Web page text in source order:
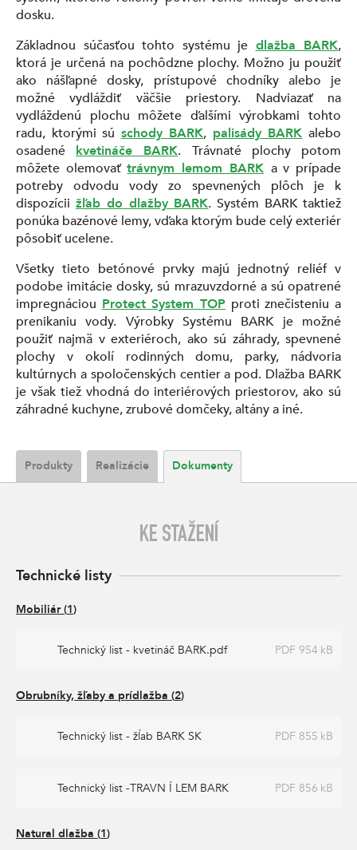
dosku.
Základnou súčasťou tohto systému je dlažba BARK,
ktorá je určená na pochôdzne plochy. Možno ju použiť
ako nášľapné dosky, prístupové chodníky alebo je
možné vydláždiť väčšie priestory. Nadviazať na
vydláždenú plochu môžete ďalšími výrobkami tohto
radu, ktorými sú schody BARK, palisády BARK alebo
osadené kvetináče BARK. Trávnaté plochy potom
môžete olemovaťtrávnym lemom BARK a v prípade
potreby odvodu vody zo spevnených plôch je k
dispozícii žľab do dlažby BARK. Systém BARK taktiež
ponúka bazénové lemy, vďaka ktorým bude celý exteriér
pôsobiť ucelene.
Všetky tieto betónové prvky majú jednotný reliéf v
podobe imitácie dosky, sú mrazuvzdorné a sú opatrené
impregnáciou Protect System TOP proti znečisteniu a
prenikaniu vody. Výrobky Systému BARK je možné
použiť najmä v exteriéroch, ako sú záhrady, spevnené
plochy v okolí rodinných domu, parky, nádvoria
kultúrnych a spoločenských centier a pod. Dlažba BARK
je však tiež vhodná do interiérových priestorov, ako sú
záhradné kuchyne, zrubové domčeky, altány a iné.
Produkty Realizácie Dokumenty
KE STAŽENÍ
Technické listy
Mobiliár(1)
Technický list - kvetináč BARK.pdf PDF 954 kB
Obrubníky, žľaby a prídlažba (2)
Technický list - žĺab BARK SK PDF 855 kB
Technický list -TRAVN Í LEM BARK PDF 856 kB
Natural dlažba (1)